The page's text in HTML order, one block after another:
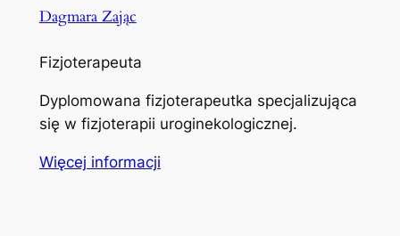
Dagmara Zając
Fizjoterapeuta
Dyplomowana fizjoterapeutka specjalizująca
się w fizjoterapii uroginekologicznej.
Więcej informacji